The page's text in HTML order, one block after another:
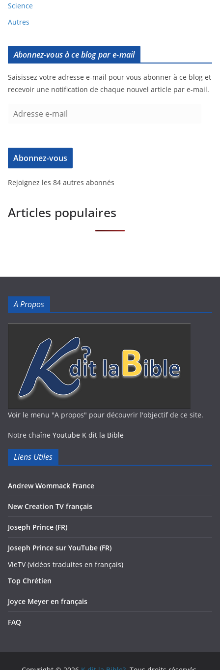
Science
Autres
Abonnez-vous à ce blog par e-mail
Saisissez votre adresse e-mail pour vous abonner à ce blog et
recevoir une notification de chaque nouvel article par e-mail.
Abonnez-vous
Rejoignez les 84 autres abonnés
Articles populaires
A Propos
Voir le menu "A propos" pour découvrir l'objectif de ce site.
Notre chaîne Youtube K dit la Bible
Liens Utiles
Andrew Wommack France
New Creation TV français
Joseph Prince (FR)
Joseph Prince sur YouTube (FR)
VieTV (vidéos traduites en français)
Top Chrétien
Joyce Meyer en français
FAQ